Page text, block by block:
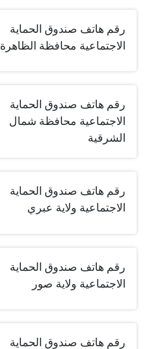
رقم هاتف صندوق الحماية
الاجتماعية محافظة الظاهرة
رقم هاتف صندوق الحماية
الاجتماعية محافظة شمال
الشرقية
رقم هاتف صندوق الحماية
الاجتماعية ولاية عبري
رقم هاتف صندوق الحماية
الاجتماعية ولاية صور
رقم هاتف صندوق الحماية